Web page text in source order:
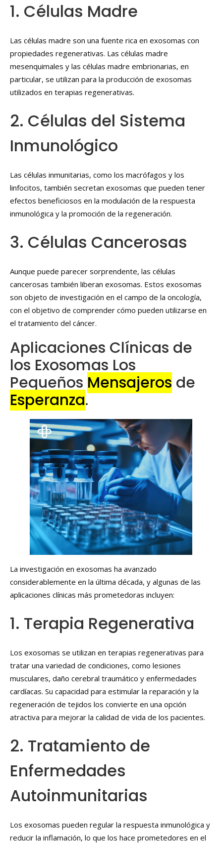
1. Células Madre
Las células madre son una fuente rica en exosomas con
propiedades regenerativas. Las células madre
mesenquimales y las células madre embrionarias, en
particular, se utilizan para la producción de exosomas
utilizados en terapias regenerativas.
2. Células del Sistema
Inmunológico
Las células inmunitarias, como los macrófagos y los
linfocitos, también secretan exosomas que pueden tener
efectos beneficiosos en la modulación de la respuesta
inmunológica y la promoción de la regeneración.
3. Células Cancerosas
Aunque puede parecer sorprendente, las células
cancerosas también liberan exosomas. Estos exosomas
son objeto de investigación en el campo de la oncología,
con el objetivo de comprender cómo pueden utilizarse en
el tratamiento del cáncer.
Aplicaciones Clínicas de
los Exosomas Los
Pequeños Mensajeros de
Esperanza.
La investigación en exosomas ha avanzado
considerablemente en la última década, y algunas de las
aplicaciones clínicas más prometedoras incluyen:
1. Terapia Regenerativa
Los exosomas se utilizan en terapias regenerativas para
tratar una variedad de condiciones, como lesiones
musculares, daño cerebral traumático y enfermedades
cardíacas. Su capacidad para estimular la reparación y la
regeneración de tejidos los convierte en una opción
atractiva para mejorar la calidad de vida de los pacientes.
2. Tratamiento de
Enfermedades
Autoinmunitarias
Los exosomas pueden regular la respuesta inmunológica y
reducir la inflamación, lo que los hace prometedores en el